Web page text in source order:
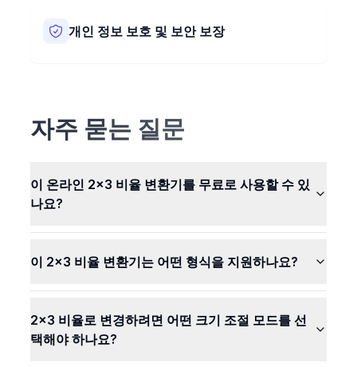
크기를 조절할 수 있습니다. 다양한 파일과 함께 사용하
개인 정보 보호 및 보안 보장
지됩니다. 다른 누구도 귀하의 사진을 보거나 사용할 수
없습니다.
자주 묻는 질문
이 온라인 2x3 비율 변환기를 무료로 사용할 수 있
나요?
이 2x3 비율 변환기는 어떤 형식을 지원하나요?
2x3 비율로 변경하려면 어떤 크기 조절 모드를 선
택해야 하나요?